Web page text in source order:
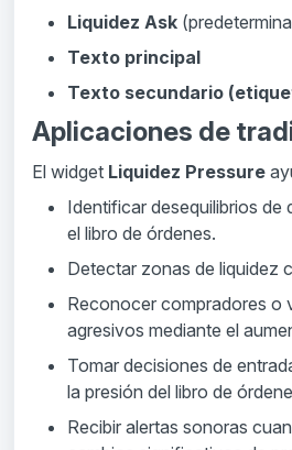
Liquidez Ask
Texto principal
Texto secundario
Aplicaciones de
El widget Liquidez Pressure
Identificar desequilibrios de
el libro de órdenes.
Detectar zonas de liquidez
Reconocer compradores o
agresivos mediante el
Tomar decisiones de
la presión del libro de
Recibir alertas sonoras